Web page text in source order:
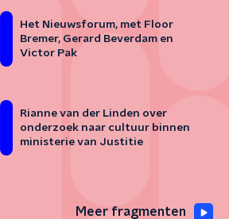
Het Nieuwsforum, met Floor
Bremer, Gerard Beverdam en
Victor Pak
Rianne van der Linden over
onderzoek naar cultuur binnen
ministerie van Justitie
Meer fragmenten